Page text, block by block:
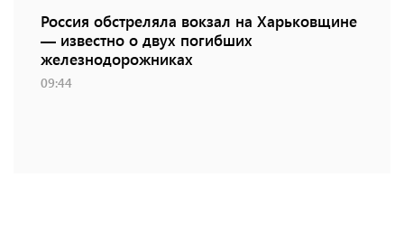
Россия обстреляла вокзал на Харьковщине
— известно о двух погибших
железнодорожниках
09:44